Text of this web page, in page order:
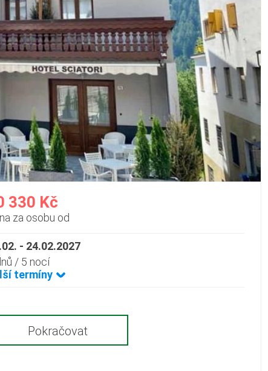
330 Kč
za osobu od
- 24.02.2027
/ 5 nocí
termíny
Pokračovat